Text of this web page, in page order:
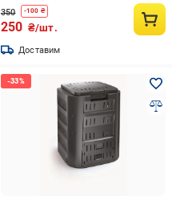
350 -100 ₴
250 ₴/шт.
Доставим